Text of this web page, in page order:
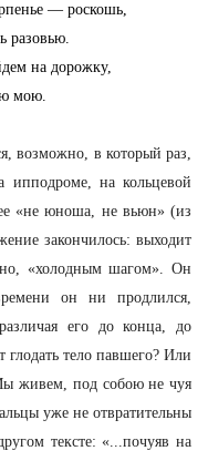
— роскошь,
разовью.
на дорожку,
мою.
возможно, в который раз,
ипподроме, на кольцевой
«не юноша, не вьюн» (из
закончилось: выходит
«холодным шагом». Он
он ни продлился,
его до конца, до
глодать тело павшего? Или
живем, под собою не чуя
уже не отвратительны
тексте: «...почуяв на